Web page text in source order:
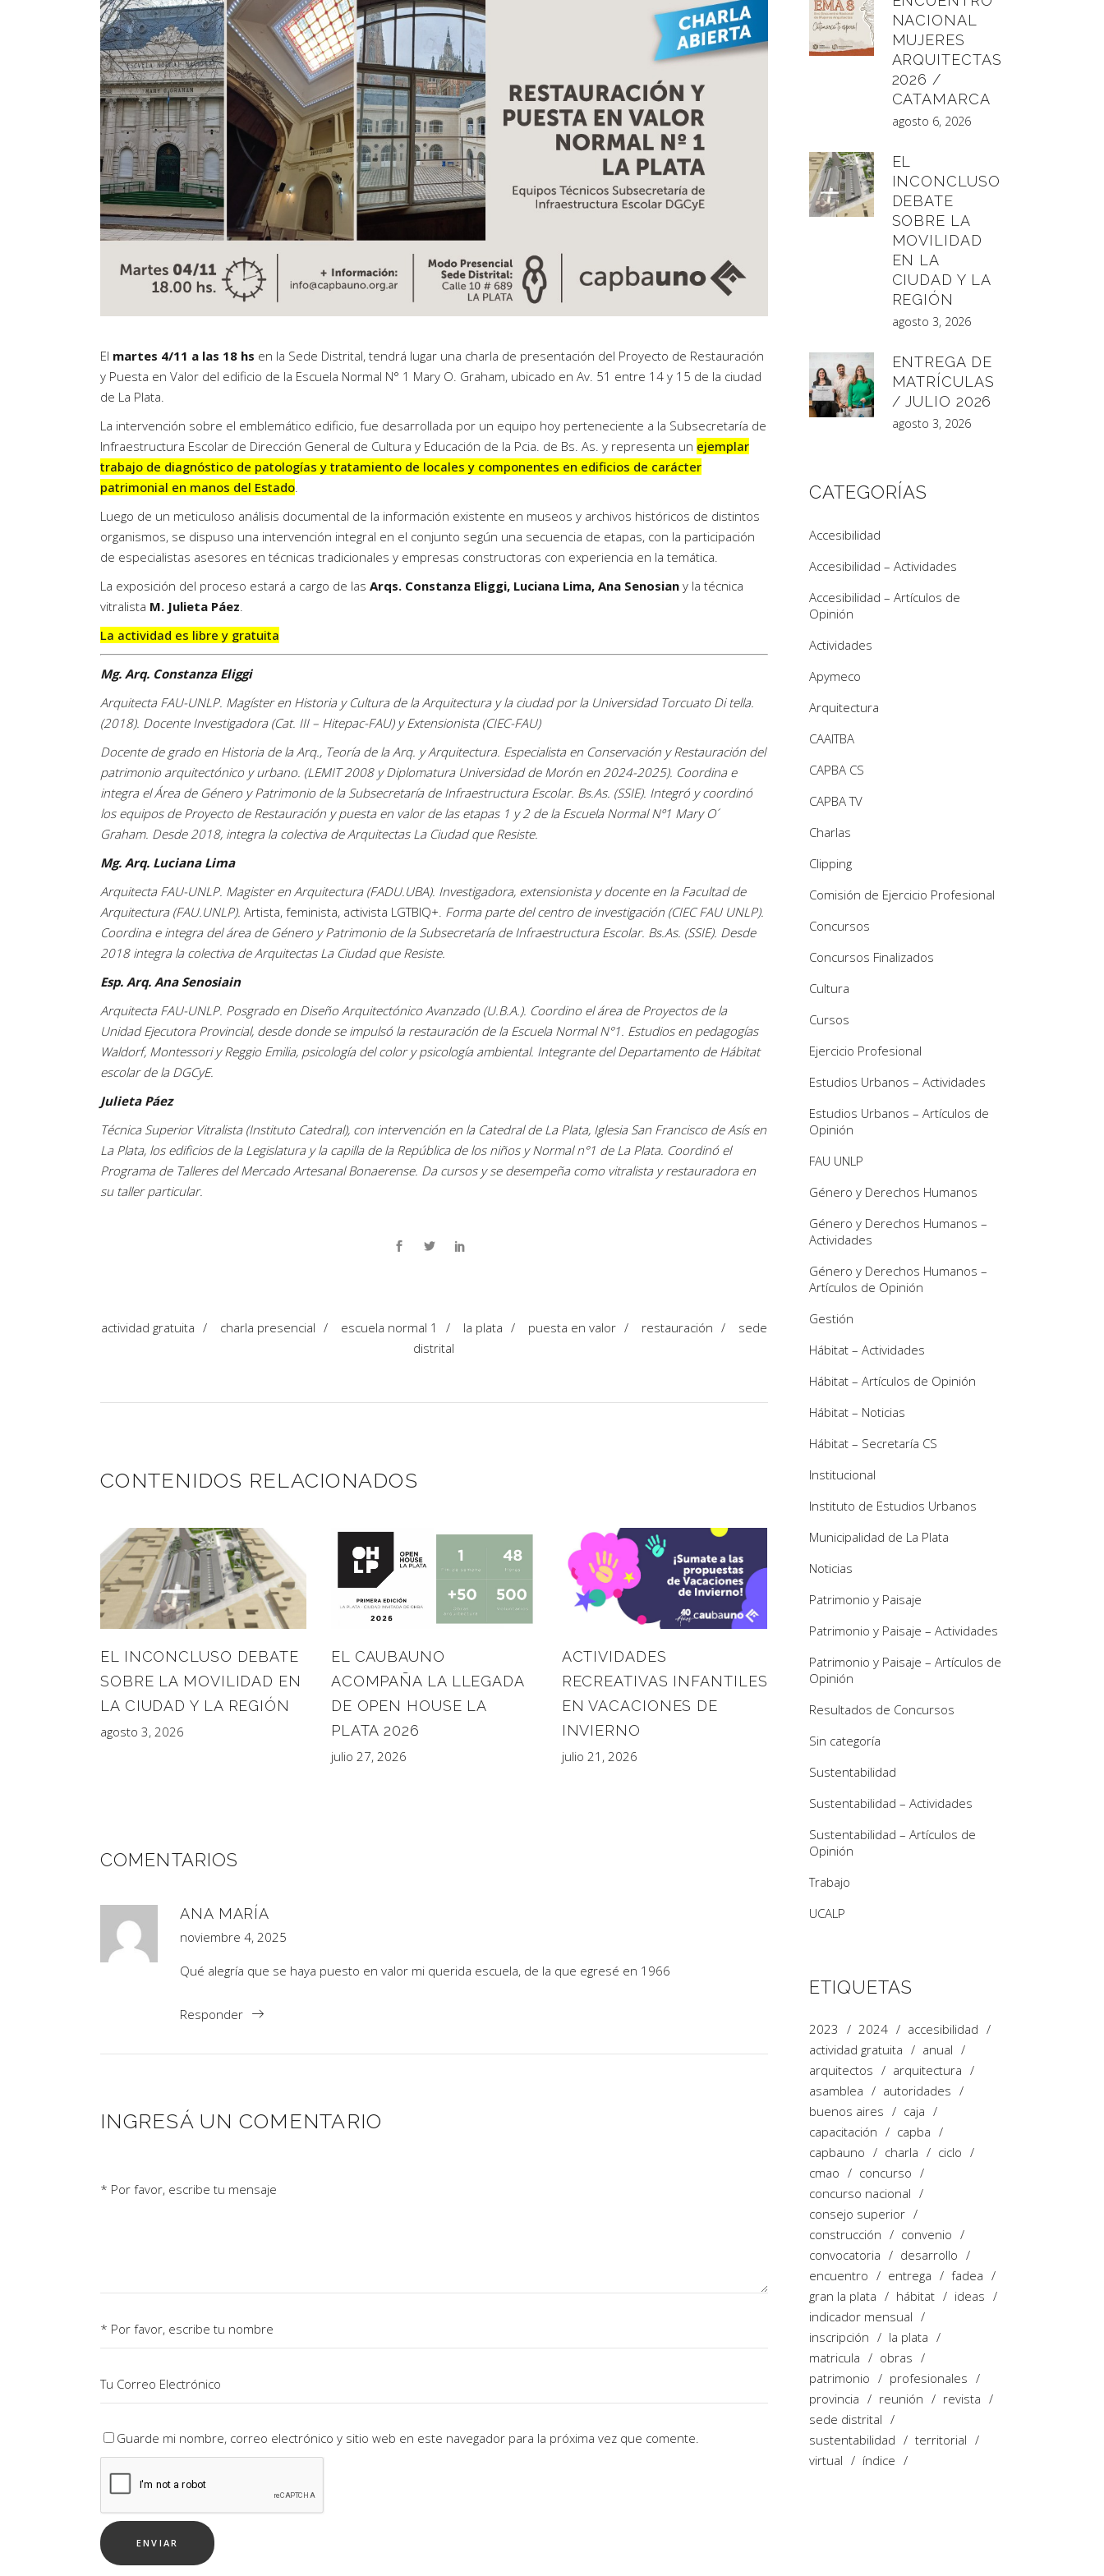
Artículos de Opinión
Actividades
El martes 4/11 a las 18 hs en la Sede Distrital, tendrá lugar una charla de presentación del Proyecto de Restauración
y Puesta en Valor del edificio de la Escuela Normal N° 1 Mary O. Graham, ubicado en Av. 51 entre 14 y 15 de la ciudad
de La Plata.
La intervención sobre el emblemático edificio, fue desarrollada por un equipo hoy perteneciente a la Subsecretaría de
Infraestructura Escolar de Dirección General de Cultura y Educación de la Pcia. de Bs. As. y representa un ejemplar
trabajo de diagnóstico de patologías y tratamiento de locales y componentes en edificios de carácter
patrimonial en manos del Estado
Luego de un meticuloso análisis documental de la información existente en museos y archivos históricos de distintos
organismos, se dispuso una intervención integral en el conjunto según una secuencia de etapas, con la participación
de especialistas asesores en técnicas tradicionales y empresas constructoras con experiencia en la temática.
La exposición del proceso estará a cargo de las Arqs. Constanza Eliggi, Luciana Lima, Ana Senosian y la técnica
vitralista M. Julieta Páez
La actividad es libre y gratuita
Mg. Arq. Constanza Eliggi
Arquitecta FAU-UNLP. Magíster en Historia y Cultura de la Arquitectura y la ciudad por la Universidad Torcuato Di tella.
(2018). Docente Investigadora (Cat. III – Hitepac-FAU) y Extensionista (CIEC-FAU)
Docente de grado en Historia de la Arq., Teoría de la Arq. y Arquitectura. Especialista en Conservación y Restauración del
patrimonio arquitectónico y urbano. (LEMIT 2008 y Diplomatura Universidad de Morón en 2024-2025). Coordina e
integra el Área de Género y Patrimonio de la Subsecretaría de Infraestructura Escolar. Bs.As. (SSIE). Integró y coordinó
los equipos de Proyecto de Restauración y puesta en valor de las etapas 1 y 2 de la Escuela Normal Nº1 Mary O´
Graham. Desde 2018, integra la colectiva de Arquitectas La Ciudad que Resiste.
Mg. Arq. Luciana Lima
Arquitecta FAU-UNLP. Magister en Arquitectura (FADU.UBA). Investigadora, extensionista y docente en la Facultad de
Arquitectura (FAU.UNLP). Artista, feminista, activista LGTBIQ+. Forma parte del centro de investigación (CIEC FAU UNLP).
Coordina e integra del área de Género y Patrimonio de la Subsecretaría de Infraestructura Escolar. Bs.As. (SSIE). Desde
2018 integra la colectiva de Arquitectas La Ciudad que Resiste.
Esp. Arq. Ana Senosiain
Arquitecta FAU-UNLP. Posgrado en Diseño Arquitectónico Avanzado (U.B.A.). Coordino el área de Proyectos de la
Unidad Ejecutora Provincial, desde donde se impulsó la restauración de la Escuela Normal N°1. Estudios en pedagogías
Waldorf, Montessori y Reggio Emilia, psicología del color y psicología ambiental. Integrante del Departamento de Hábitat
escolar de la DGCyE.
Julieta Páez
Técnica Superior Vitralista (Instituto Catedral), con intervención en la Catedral de La Plata, Iglesia San Francisco de Asís en
La Plata, los edificios de la Legislatura y la capilla de la República de los niños y Normal n°1 de La Plata. Coordinó el
Programa de Talleres del Mercado Artesanal Bonaerense. Da cursos y se desempeña como vitralista y restauradora en
su taller particular.
actividad gratuita / charla presencial / escuela normal 1 / la plata / puesta en valor / restauración /
sede
distrital
CONTENIDOS RELACIONADOS
EL INCONCLUSO DEBATE
SOBRE LA MOVILIDAD EN
LA CIUDAD Y LA REGIÓN
agosto 3, 2026
EL CAUBAUNO
ACOMPAÑA LA LLEGADA
DE OPEN HOUSE LA
PLATA 2026
julio 27, 2026
ACTIVIDADES
RECREATIVAS INFANTILES
EN VACACIONES DE
INVIERNO
julio 21, 2026
COMENTARIOS
ANA MARÍA
noviembre 4, 2025
Qué alegría que se haya puesto en valor mi querida escuela, de la que egresé en 1966
Responder
INGRESÁ UN COMENTARIO
Guarde mi nombre, correo electrónico y sitio web en este navegador para la próxima vez que comente.
NACIONAL
MUJERES
ARQUITECTAS
2026 /
CATAMARCA
agosto 6, 2026
EL
INCONCLUSO
DEBATE
SOBRE LA
MOVILIDAD
EN LA
CIUDAD Y LA
REGIÓN
agosto 3, 2026
ENTREGA DE
MATRÍCULAS
/ JULIO 2026
agosto 3, 2026
CATEGORÍAS
Accesibilidad
Accesibilidad – Actividades
Accesibilidad – Artículos de
Opinión
Actividades
Apymeco
Arquitectura
CAAITBA
CAPBA CS
CAPBA TV
Charlas
Clipping
Comisión de Ejercicio Profesional
Concursos
Concursos Finalizados
Cultura
Cursos
Ejercicio Profesional
Estudios Urbanos – Actividades
Estudios Urbanos – Artículos de
Opinión
FAU UNLP
Género y Derechos Humanos
Género y Derechos Humanos –
Actividades
Género y Derechos Humanos –
Artículos de Opinión
Gestión
Hábitat – Actividades
Hábitat – Artículos de Opinión
Hábitat – Noticias
Hábitat – Secretaría CS
Institucional
Instituto de Estudios Urbanos
Municipalidad de La Plata
Noticias
Patrimonio y Paisaje
Patrimonio y Paisaje – Actividades
Patrimonio y Paisaje – Artículos de
Opinión
Resultados de Concursos
Sin categoría
Sustentabilidad
Sustentabilidad – Actividades
Sustentabilidad – Artículos de
Opinión
Trabajo
UCALP
ETIQUETAS
2023 2024
accesibilidad
actividad gratuita
anual
arquitectos
arquitectura
asamblea
autoridades
buenos aires
caja
capacitación
capba
capbauno
charla
ciclo
cmao
concurso
concurso nacional
consejo superior
construcción
convenio
convocatoria
desarrollo
encuentro
entrega
fadea
gran la plata
hábitat
ideas
indicador mensual
inscripción
la plata
matricula
obras
patrimonio
profesionales
provincia
reunión
revista
sede distrital
sustentabilidad
territorial
virtual
índice